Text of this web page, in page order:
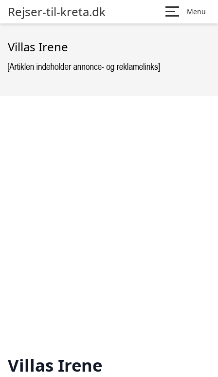
Rejser-til-kreta.dk Menu
Villas Irene
Villas Irene